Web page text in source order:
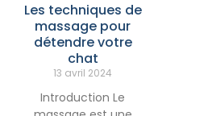
Les techniques de
massage pour
détendre votre
chat
13 avril 2024
Introduction Le